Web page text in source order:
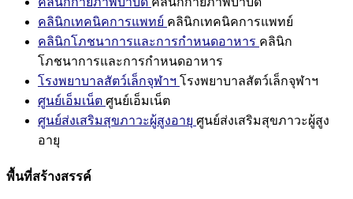
คลินิกเทคนิคการแพทย์ คลินิกเทคนิคการแพทย์
คลินิกโภชนาการและการกำหนดอาหาร คลินิก
โภชนาการและการกำหนดอาหาร
โรงพยาบาลสัตว์เล็กจุฬาฯ โรงพยาบาลสัตว์เล็กจุฬาฯ
ศูนย์เอ็มเน็ต ศูนย์เอ็มเน็ต
ศูนย์ส่งเสริมสุขภาวะผู้สูงอายุ ศูนย์ส่งเสริมสุขภาวะผู้สูง
อายุ
พื้นที่สร้างสรรค์